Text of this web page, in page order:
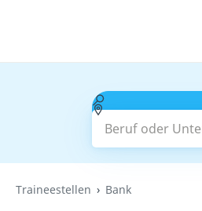
Beruf oder
Traineestellen Bank